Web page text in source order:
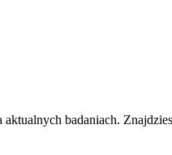
badaniach.